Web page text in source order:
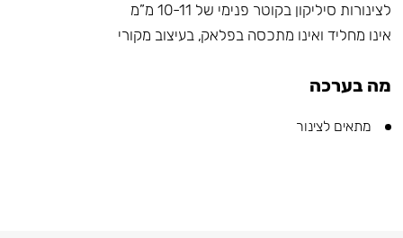
לצינורות סיליקון בקוטר פנימי של 10-11 מ”מ
אינו מחליד ואינו מתכסה בפלאק, בעיצוב מקורי
מה בערכה
מתאים לצינור